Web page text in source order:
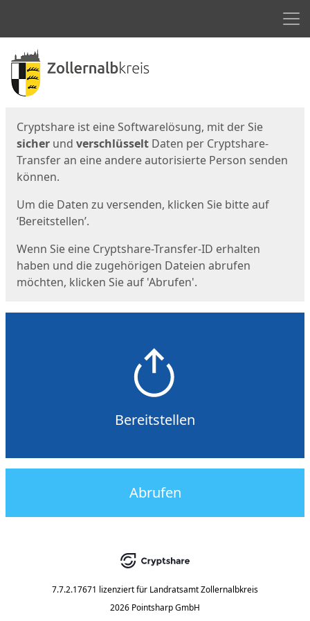
Start
Cryptshare ist eine Softwarelösung, mit der Sie
sicher und verschlüsselt Daten per Cryptshare-
Transfer an eine andere autorisierte Person senden
können.
Um die Daten zu versenden, klicken Sie bitte auf
‘Bereitstellen’.
Wenn Sie eine Cryptshare-Transfer-ID erhalten
haben und die zugehörigen Dateien abrufen
möchten, klicken Sie auf 'Abrufen'.
Bereitstellen
Abrufen
7.7.2.17671 lizenziert für Landratsamt Zollernalbkreis
2026 Pointsharp GmbH